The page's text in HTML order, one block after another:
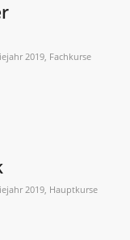
2019, Fachkurse
2019, Hauptkurse